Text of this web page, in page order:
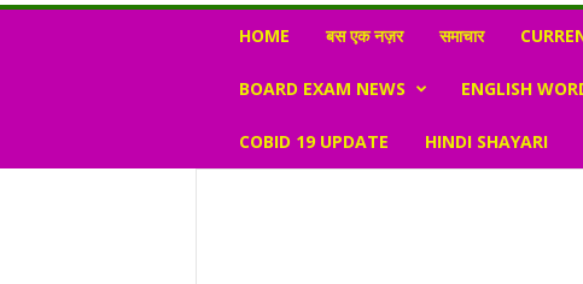
r
HOME बस एक नज़र समाचार
BOARD EXAM NEWS ENGLISH
COBID 19 UPDATE HINDI SHAYARI